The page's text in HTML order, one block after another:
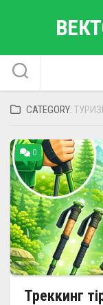
CATEGORY:
0
Треккинг